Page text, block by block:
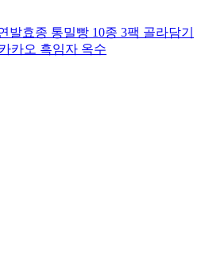
발효종 통밀빵 10종 3팩 골라담기
카오 흑임자 옥수